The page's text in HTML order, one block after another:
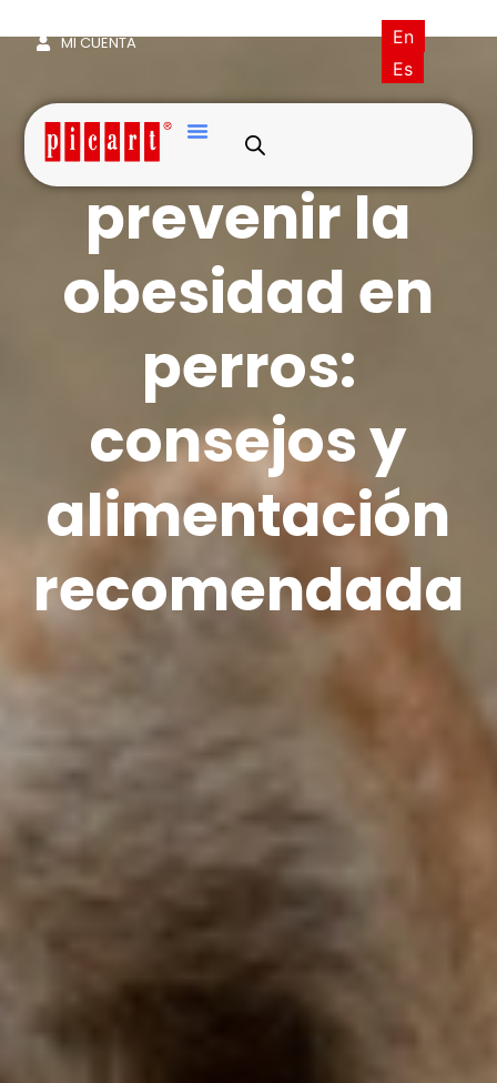
MI CUENTA
En
Es
Cómo
prevenir la
obesidad en
perros:
consejos y
alimentación
recomendada